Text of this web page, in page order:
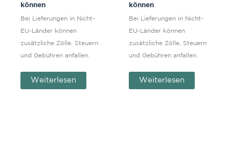
können
Bei Lieferungen in Nicht-
EU-Länder können
zusätzliche Zölle, Steuern
und Gebühren anfallen.
Weiterlesen
können
Bei Lieferungen in Nicht-
EU-Länder können
zusätzliche Zölle, Steuern
und Gebühren anfallen.
Weiterlesen